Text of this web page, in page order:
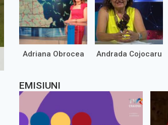
Adriana Obrocea Andrada Cojocaru
EMISIUNI